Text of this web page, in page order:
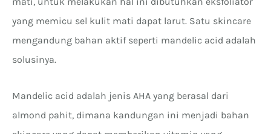
yang memicu sel kulit mati dapat larut. Satu skincare
mengandung bahan aktif seperti mandelic acid adalah
solusinya.
Mandelic acid adalah jenis AHA yang berasal dari
almond pahit, dimana kandungan ini menjadi bahan